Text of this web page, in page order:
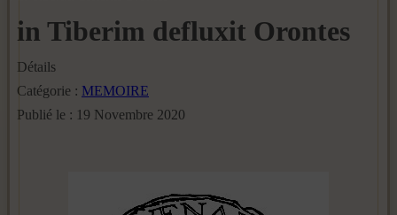
in Tiberim defluxit Orontes
Détails
Catégorie : MEMOIRE
Publié le : 19 Novembre 2020